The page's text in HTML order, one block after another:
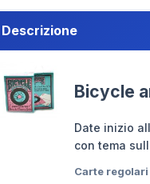
Descrizione
Bicycle
Date inizio
con tema
Carte regolari